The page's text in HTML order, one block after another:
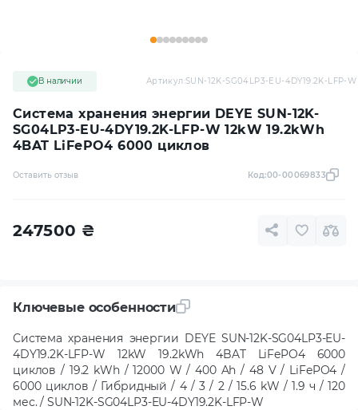
Система хранения энергии DEYE SUN-12K-
SG04LP3-EU-4DY19.2K-LFP-W 12kW 19.2kWh
4BAT LiFePO4 6000 циклов
В наличии Артикул:SUN-12K-SG04LP3-EU-4DY19.2K-LFP-W
Оставить отзыв Код:00-00069833
247500 ₴
Ключевые особенности
Система хранения энергии DEYE SUN-12K-SG04LP3-EU-
4DY19.2K-LFP-W 12kW 19.2kWh 4BAT LiFePO4 6000
циклов / 19.2 kWh / 12000 W / 400 Ah / 48 V / LiFePO4 /
6000 циклов / Гибридный / 4 / 3 / 2 / 15.6 kW / 1.9 ч / 120
мес. / SUN-12K-SG04LP3-EU-4DY19.2K-LFP-W